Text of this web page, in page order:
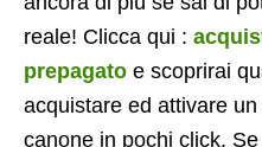
reale! Clicca qui :
prepagato e scoprirai
acquistare ed attivare
canone in pochi click.